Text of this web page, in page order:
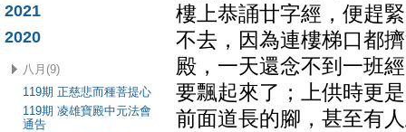
2021
2020
八月(9)
119期 正慈悲而種菩提心
119期 凌雄寶殿中元法會
通告
樓上恭誦廿字經，便趕
不去，因為連樓梯口都
殿，一天還念不到一班
要飄起來了；上供時更
前面道長的腳，甚至有